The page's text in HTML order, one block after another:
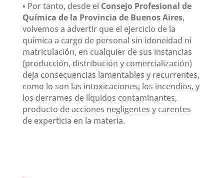
▪ Por tanto, desde el Consejo Profesional de
Química de la Provincia de Buenos Aires,
volvemos a advertir que el ejercicio de la
química a cargo de personal sin idoneidad ni
matriculación, en cualquier de sus instancias
(producción, distribución y comercialización)
deja consecuencias lamentables y recurrentes,
como lo son las intoxicaciones, los incendios, y
los derrames de líquidos contaminantes,
producto de acciones negligentes y carentes
de experticia en la materia.